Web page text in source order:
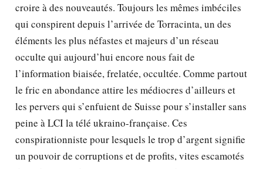
croire à des nouveautés. Toujours les mêmes imbéciles
qui conspirent depuis l’arrivée de Torracinta, un des
éléments les plus néfastes et majeurs d’un réseau
occulte qui aujourd’hui encore nous fait de
l’information biaisée, frelatée, occultée. Comme partout
le fric en abondance attire les médiocres d’ailleurs et
les pervers qui s’enfuient de Suisse pour s’installer sans
peine à LCI la télé ukraino-française. Ces
conspirationniste pour lesquels le trop d’argent signifie
un pouvoir de corruptions et de profits, vites escamotés